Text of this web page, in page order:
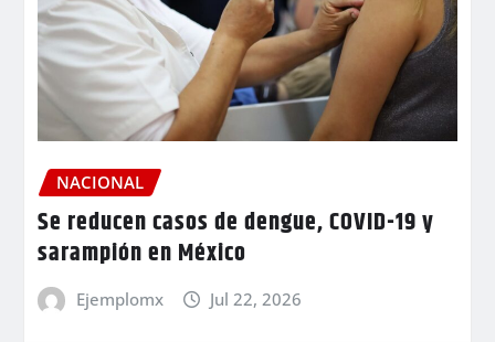
NACIONAL
Se reducen casos de dengue, COVID-19 y
sarampión en México
Ejemplomx Jul 22, 2026